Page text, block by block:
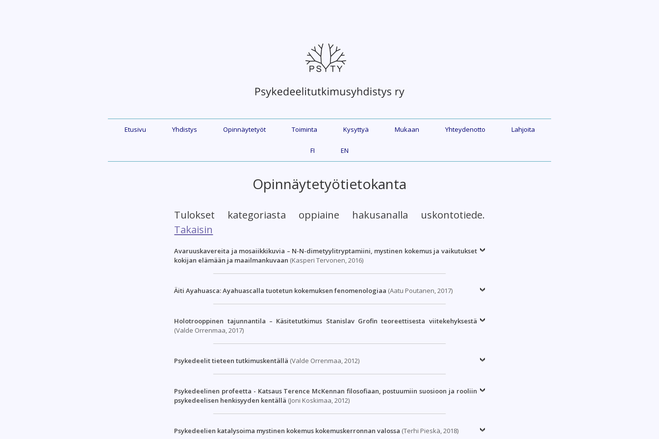
Etusivu Yhdistys Opinnäytetyöt Toiminta Kysyttyä Mukaan Yhteydenotto Lahjoita
FI EN
Opinnäytetyötietokanta
Tulokset kategoriasta oppiaine hakusanalla uskontotiede.
Takaisin
Avaruuskavereita ja mosaiikkikuvia – N-N-dimetyylitryptamiini, mystinen kokemus ja vaikutukset
kokijan elämään ja maailmankuvaan (Kasperi Tervonen, 2016)
Äiti Ayahuasca: Ayahuascalla tuotetun kokemuksen fenomenologiaa (Aatu Poutanen, 2017)
Holotrooppinen tajunnantila – Käsitetutkimus Stanislav Grofin teoreettisesta viitekehyksestä
(Valde Orrenmaa, 2017)
Psykedeelit tieteen tutkimuskentällä (Valde Orrenmaa, 2012)
Psykedeelinen profeetta - Katsaus Terence McKennan filosofiaan, postuumiin suosioon ja rooliin
psykedeelisen henkisyyden kentällä (Joni Koskimaa, 2012)
Psykedeelien katalysoima mystinen kokemus kokemuskerronnan valossa (Terhi Pieskä, 2018)